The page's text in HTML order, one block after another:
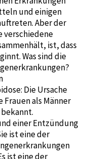
und einigen
Aber der
verschiedene
ist, dass
Was sind die
Die Ursache
als Männer
einer Entzündung
ist eine der
ist eine der